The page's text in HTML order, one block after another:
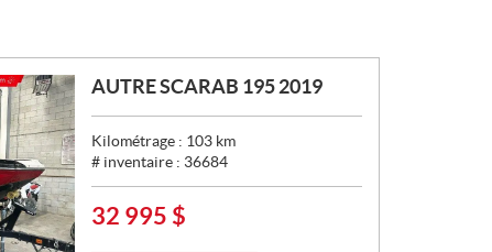
AUTRE SCARAB 195 2019
Kilométrage : 103 km
# inventaire : 36684
P
32 995 $